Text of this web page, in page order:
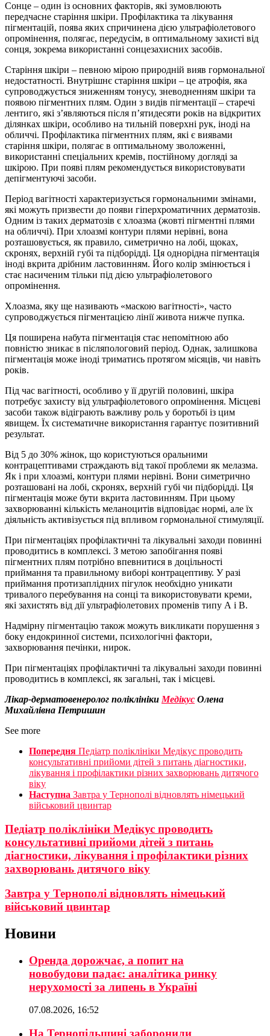
Сонце – один із основних факторів, які зумовлюють
передчасне старіння шкіри. Профілактика та лікування
пігментацій, поява яких спричинена дією ультрафіолетового
опромінення, полягає, передусім, в оптимальному захисті від
сонця, зокрема використанні сонцезахисних засобів.
Старіння шкіри – певною мірою природній вияв гормональної
недостатності. Внутрішнє старіння шкіри – це атрофія, яка
супроводжується зниженням тонусу, зневодненням шкіри та
появою пігментних плям. Один з видів пігментації – старечі
лентиго, які з’являються після п’ятидесяти років на відкритих
ділянках шкіри, особливо на тильній поверхні рук, іноді на
обличчі. Профілактика пігментних плям, які є виявами
старіння шкіри, полягає в оптимальному зволоженні,
використанні спеціальних кремів, постійному догляді за
шкірою. При появі плям рекомендується використовувати
депігментуючі засоби.
Період вагітності характеризується гормональними змінами,
які можуть призвести до появи гіперхроматичних дерматозів.
Одним із таких дерматозів є хлоазма (жовті пігментні плями
на обличчі). При хлоазмі контури плями нерівні, вона
розташовується, як правило, симетрично на лобі, щоках,
скронях, верхній губі та підборідді. Ця однорідна пігментація
іноді вкрита дрібним ластовинням. Його колір змінюється і
стає насиченим тільки під дією ультрафіолетового
опромінення.
Хлоазма, яку ще називають «маскою вагітності», часто
супроводжується пігментацією лінії живота нижче пупка.
Ця поширена набута пігментація стає непомітною або
повністю зникає в післяпологовий період. Однак, залишкова
пігментація може іноді триматись протягом місяців, чи навіть
років.
Під час вагітності, особливо у її другій половині, шкіра
потребує захисту від ультрафіолетового опромінення. Місцеві
засоби також відіграють важливу роль у боротьбі із цим
явищем. Їх систематичне використання гарантує позитивний
результат.
Від 5 до 30% жінок, що користуються оральними
контрацептивами страждають від такої проблеми як мелазма.
Як і при хлоазмі, контури плями нерівні. Вони симетрично
розташовані на лобі, скронях, верхній губі чи підборідді. Ця
пігментація може бути вкрита ластовинням. При цьому
захворюванні кількість меланоцитів відповідає нормі, але їх
діяльність активізується під впливом гормональної стимуляції.
При пігментаціях профілактичні та лікувальні заходи повинні
проводитись в комплексі. З метою запобігання появі
пігментних плям потрібно впевнитися в доцільності
приймання та правильному виборі контрацептиву. У разі
приймання протизаплідних пігулок необхідно уникати
тривалого перебування на сонці та використовувати креми,
які захистять від дії ультрафіолетових променів типу А і В.
Надмірну пігментацію також можуть викликати порушення з
боку ендокринної системи, психологічні фактори,
захворювання печінки, нирок.
При пігментаціях профілактичні та лікувальні заходи повинні
проводитись в комплексі, як загальні, так і місцеві.
Лікар-дерматовенеролог поліклініки Медікус Олена
Михайлівна Петришин
See more
Попередня Педіатр поліклініки Медікус проводить
консультативні прийоми дітей з питань діагностики,
лікування і профілактики різних захворювань дитячого
віку
Наступна Завтра у Тернополі відновлять німецький
військовий цвинтар
Педіатр поліклініки Медікус проводить
консультативні прийоми дітей з питань
діагностики, лікування і профілактики різних
захворювань дитячого віку
Завтра у Тернополі відновлять німецький
військовий цвинтар
Новини
Оренда дорожчає, а попит на
новобудови падає: аналітика ринку
нерухомості за липень в Україні
07.08.2026, 16:52
На Тернопільщині заборонили